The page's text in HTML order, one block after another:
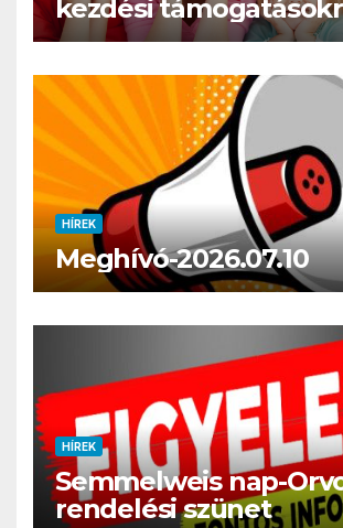
kezdési
HÍREK
Meghívó-2026.07.10
HÍREK
Semmelweis nap-
rendelési szünet